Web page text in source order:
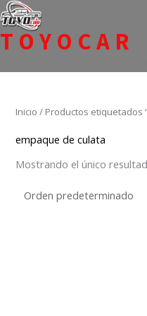
Ir
al
contenido
TOYOCAR
Inicio / Productos etiquetados
empaque de culata
Mostrando el único